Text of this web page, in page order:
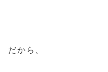
だから、